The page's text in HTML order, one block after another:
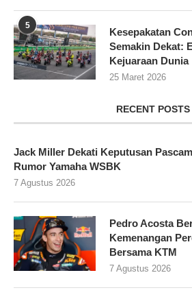
5
Kesepakatan
Semakin Dekat:
Kejuaraan Dunia
25 Maret 2026
RECENT POSTS
Jack Miller Dekati Keputusan
Rumor Yamaha WSBK
7 Agustus 2026
Pedro Acosta
Kemenangan
Bersama KTM
7 Agustus 2026